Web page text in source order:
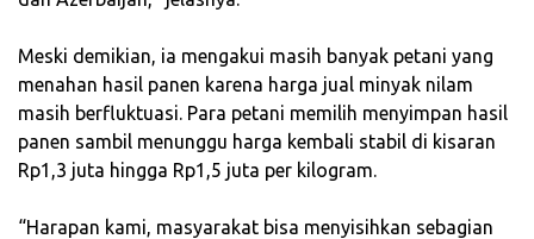
‎Meski demikian, ia mengakui masih banyak petani yang
menahan hasil panen karena harga jual minyak nilam
masih berfluktuasi. Para petani memilih menyimpan hasil
panen sambil menunggu harga kembali stabil di kisaran
Rp1,3 juta hingga Rp1,5 juta per kilogram.
‎“Harapan kami, masyarakat bisa menyisihkan sebagian